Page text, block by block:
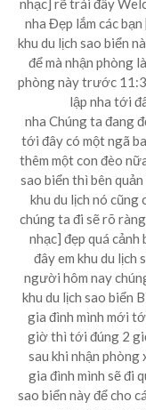
nhạc] rẽ trái đây
nha Đẹp lắm các
khu du lịch sao biển
để mà nhận phòng
phòng này trước
lập nha tới
nha Chúng ta đang
tới đây có một ngã
thêm một con đèo
sao biển thì bên
khu du lịch nó cũng
chúng ta đi sẽ rõ
nhạc] đẹp quá cảnh
đây em khu du lịch
người hôm nay
khu du lịch sao biển
gia đình mình mới
giờ thì tới đúng 2
sau khi nhận
gia đình mình sẽ đi
sao biển này để cho